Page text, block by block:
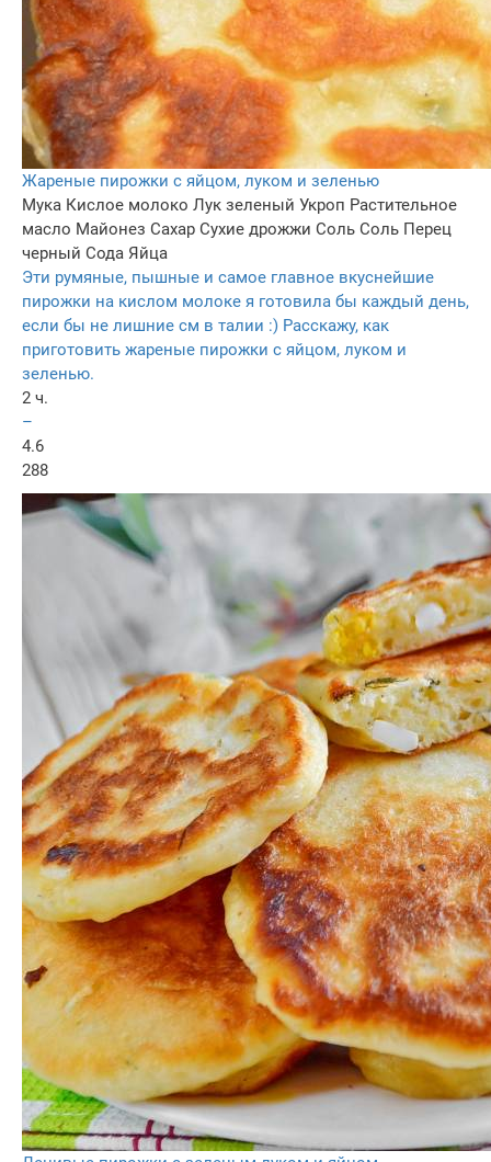
Жареные пирожки с яйцом, луком и зеленью
Мука Кислое молоко Лук зеленый Укроп Растительное
масло Майонез Сахар Сухие дрожжи Соль Соль Перец
черный Сода Яйца
Эти румяные, пышные и самое главное вкуснейшие
пирожки на кислом молоке я готовила бы каждый день,
если бы не лишние см в талии :) Расскажу, как
приготовить жареные пирожки с яйцом, луком и
зеленью.
2 ч.
–
4.6
288